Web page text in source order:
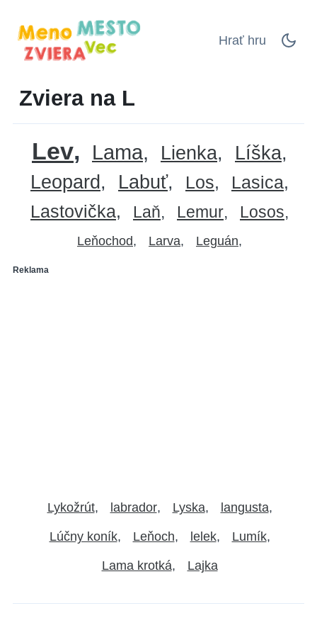
Hrať hru
Zviera na L
Lev Lama Lienka
Líška
Leopard
Labuť Los
Lasica
Lastovička
Laň Lemur Losos
Leňochod Larva Leguán
Reklama
Lykožrút labrador Lyska langusta
Lúčny koník Leňoch lelek Lumík
Lama krotká Lajka